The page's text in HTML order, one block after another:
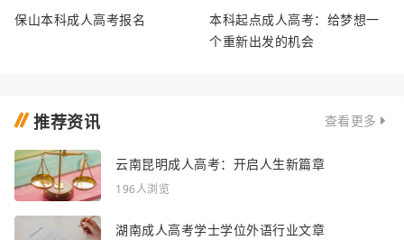
保山本科成人高考报名
本科起点成人高考：给梦想一
个重新出发的机会
推荐资讯 查看更多
云南昆明成人高考：开启人生新篇章
196人浏览
湖南成人高考学士学位外语行业文章